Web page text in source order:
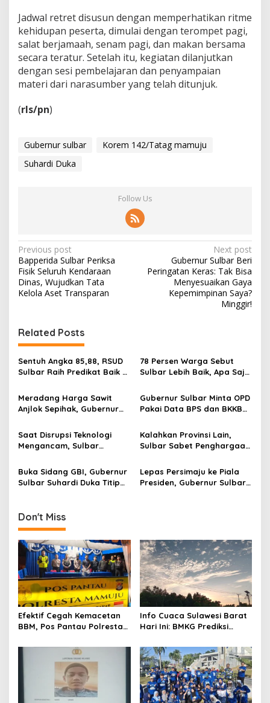
Jadwal retret disusun dengan memperhatikan ritme
kehidupan peserta, dimulai dengan terompet pagi,
salat berjamaah, senam pagi, dan makan bersama
secara teratur. Setelah itu, kegiatan dilanjutkan
dengan sesi pembelajaran dan penyampaian
materi dari narasumber yang telah ditunjuk.
(rls/pn)
Gubernur sulbar
Korem 142/Tatag mamuju
Suhardi Duka
Follow Us
P
o
s
a
v
i
a
i
n
Previous post
Bapperida Sulbar Periksa
Fisik Seluruh Kendaraan
Dinas, Wujudkan Tata
Kelola Aset Transparan
Next post
Gubernur Sulbar Beri
Peringatan Keras: Tak Bisa
Menyesuaikan Gaya
Kepemimpinan Saya?
Minggir!
Related Posts
Sentuh Angka 85,88, RSUD
Sulbar Raih Predikat Baik di
Duka
78 Persen Warga Sebut
Sulbar Lebih Baik, Apa Saja
Suhardi Duka?
Meradang Harga Sawit
Anjlok Sepihak, Gubernur
Manajemen PKS
Gubernur Sulbar Minta OPD
Pakai Data BPS dan BKKBN
Penurunan Stunting
Saat Disrupsi Teknologi
Mengancam, Sulbar
Sebagai Penyaring
Kalahkan Provinsi Lain,
Sulbar Sabet Penghargaan
Menekan Pengangguran
Buka Sidang GBI, Gubernur
Sulbar Suhardi Duka Titip
Lepas Persimaju ke Piala
Presiden, Gubernur Sulbar:
Don't Miss
Efektif Cegah Kemacetan
BBM, Pos Pantau Polresta
SPBU Kali Mamuju
Info Cuaca Sulawesi Barat
Hari Ini: BMKG Prediksi